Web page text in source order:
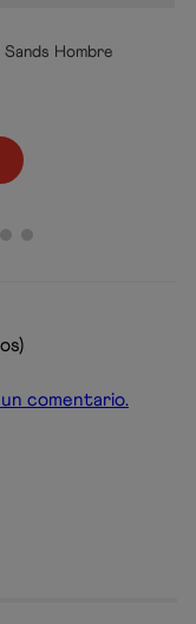
Hombre
comentario.